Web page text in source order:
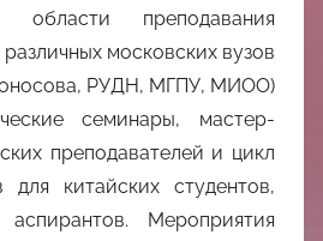
области преподавания
различных московских вузов
РУДН, МГПУ, МИОО)
семинары, мастер-
преподавателей и цикл
для китайских студентов,
Мероприятия